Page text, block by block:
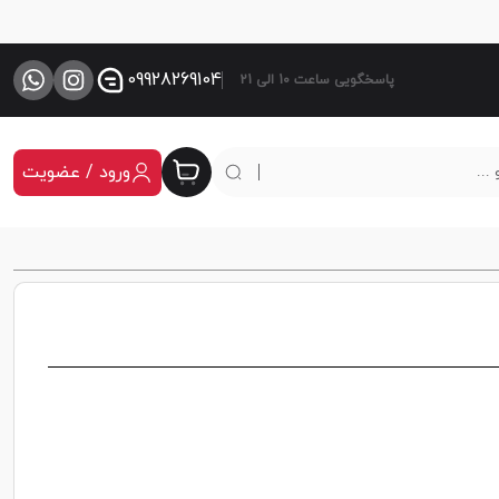
09928269104 پاسخگویی ساعت 10 الی 21
ورود / عضویت